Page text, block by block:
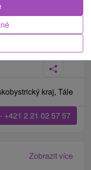
kraj, Tále
+421 2 21 02 57 57
Zobrazit více